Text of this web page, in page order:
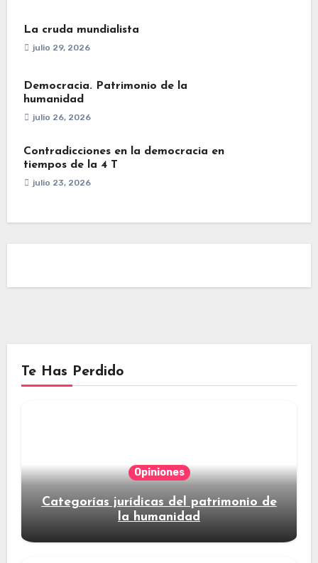
La cruda mundialista
julio 29, 2026
Democracia. Patrimonio de la
humanidad
julio 26, 2026
Contradicciones en la democracia en
tiempos de la 4 T
julio 23, 2026
Te Has Perdido
Opiniones
Categorías jurídicas del patrimonio de
la humanidad